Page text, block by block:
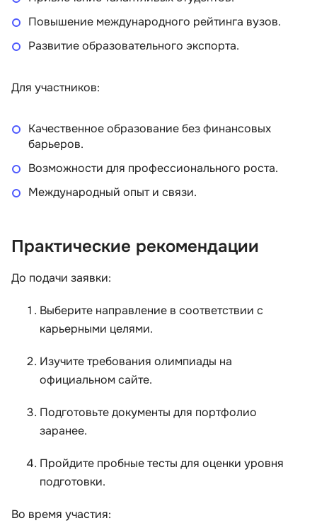
Повышение международного рейтинга вузов.
Развитие образовательного экспорта.
Для участников:
Качественное образование без финансовых
барьеров.
Возможности для профессионального роста.
Международный опыт и связи.
Практические рекомендации
До подачи заявки:
Выберите направление в соответствии с
карьерными целями.
Изучите требования олимпиады на
официальном сайте.
Подготовьте документы для портфолио
заранее.
Пройдите пробные тесты для оценки уровня
подготовки.
Во время участия: